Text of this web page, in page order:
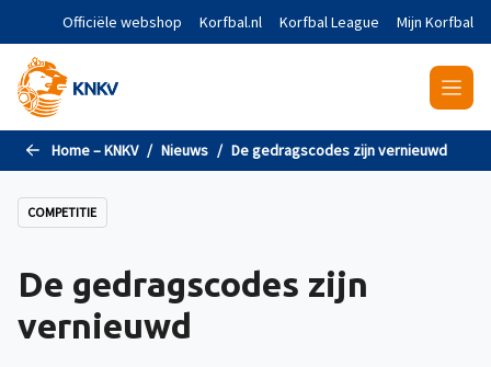
Naar de hoofdinhoud gaan
Officiële webshop Korfbal.nl Korfbal League Mijn Korfbal
Home – KNKV Nieuws De gedragscodes zijn vernieuwd
COMPETITIE
De gedragscodes zijn
vernieuwd